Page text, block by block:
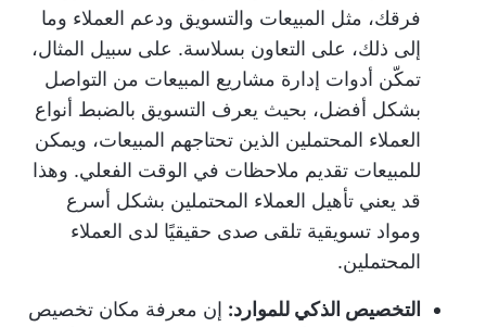
فرقك، مثل المبيعات والتسويق ودعم العملاء وما
إلى ذلك، على التعاون بسلاسة. على سبيل المثال،
تمكّن أدوات إدارة مشاريع المبيعات من التواصل
بشكل أفضل، بحيث يعرف التسويق بالضبط أنواع
العملاء المحتملين الذين تحتاجهم المبيعات، ويمكن
للمبيعات تقديم ملاحظات في الوقت الفعلي. وهذا
قد يعني تأهيل العملاء المحتملين بشكل أسرع
ومواد تسويقية تلقى صدى حقيقيًا لدى العملاء
المحتملين.
التخصيص الذكي للموارد: إن معرفة مكان تخصيص